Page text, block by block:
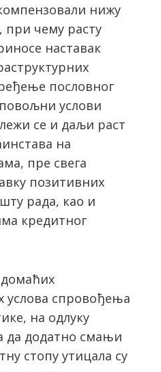
нижу
при чему расту
наставак
пословног
услови
се и даљи раст
на
пре свега
позитивних
рада, као и
кредитног
услова спровођења
на одлуку
да додатно смањи
стопу утицала су